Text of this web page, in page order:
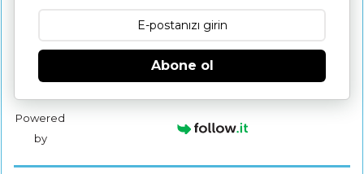
Abone ol
Powered
by